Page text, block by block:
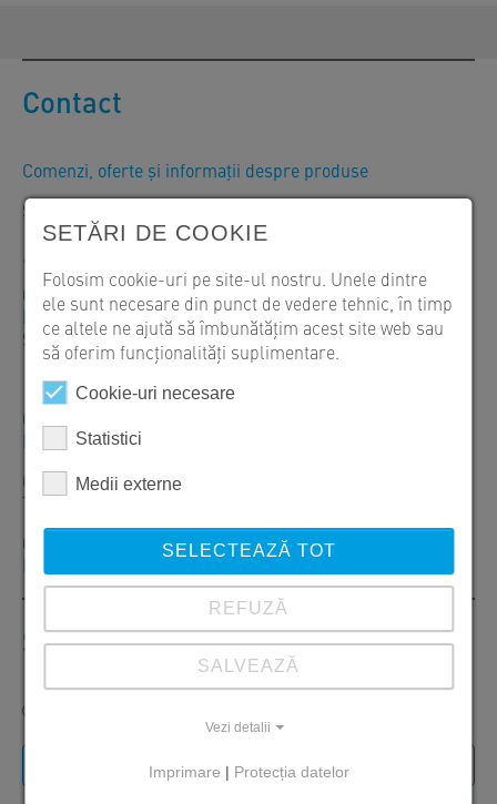
Contact
Comenzi, oferte și informații despre produse
SW Umwelttechnik România S.R.L.
+40 246 207050
Orar: Luni – Vineri: 07:30–16:00
Livrări: Luni – Vineri: 07:30–20:00
Sambătă – Duminică: Închis
CP 087253 Izvoru, Str. Zăvoiului Nr. 1, Comuna Vânătorii
Mici, Jud. Giurgiu, Tel. +40 246 207050
CP 307305 Orţişoara, Str. Principală, Nr. 680, Jud. Timiş,
Tel. +40 256 296168
CP 707145 Cristești, DE 8 Nr. 1271 A, Com. Cristești, Jud.
Iași, Tel. +40 232 742900
Scrie-ne
SETĂRI DE COOKIE
Folosim cookie-uri pe site-ul nostru. Unele dintre
ele sunt necesare din punct de vedere tehnic, în timp
ce altele ne ajută să îmbunătățim acest site web sau
să oferim funcționalități suplimentare.
Cookie-uri necesare
Statistici
Medii externe
SELECTEAZĂ TOT
REFUZĂ
SALVEAZĂ
Vezi detalii
Imprimare | Protecția datelor